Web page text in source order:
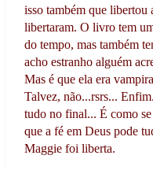
isso também que libertou
libertaram. O livro tem
do tempo, mas também
acho estranho alguém
Mas é que ela era
Talvez, não...rsrs...
tudo no final... É como se
que a fé em Deus pode
Maggie foi liberta.